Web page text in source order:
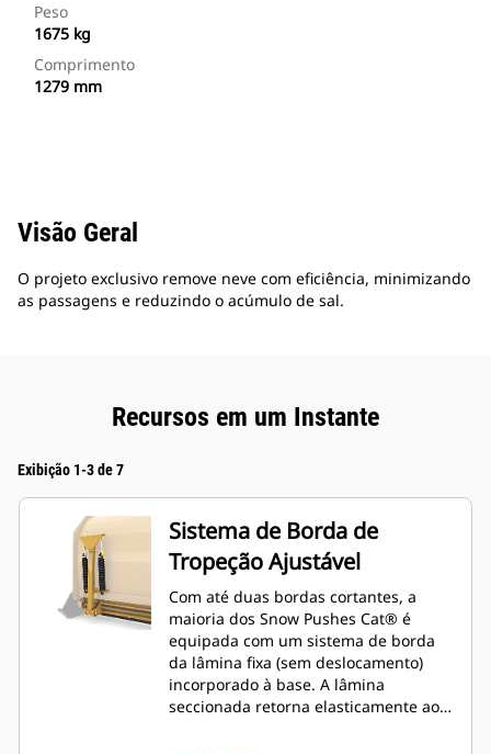
Peso
1675 kg
Comprimento
1279 mm
Visão Geral
O projeto exclusivo remove neve com eficiência, minimizando
as passagens e reduzindo o acúmulo de sal.
Recursos em um Instante
Exibição 1-3 de 7
Sistema de Borda de
Tropeção Ajustável
Com até duas bordas cortantes, a
maioria dos Snow Pushes Cat® é
equipada com um sistema de borda
da lâmina fixa (sem deslocamento)
incorporado à base. A lâmina
seccionada retorna elasticamente ao